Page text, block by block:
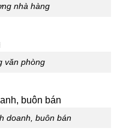
nhà hàng
văn phòng
doanh, buôn bán